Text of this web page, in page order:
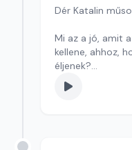
Dér Katalin
Mi az a jó, amit
kellene, ahhoz,
éljenek?
Szerkesztő: